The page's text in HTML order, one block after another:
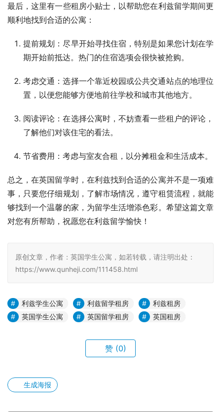
最后，这里有一些租房小贴士，以帮助您在利兹留学期间更
顺利地找到合适的公寓：
提前规划：尽早开始寻找住宿，特别是如果您计划在学
期开始前抵达。热门的住宿选项会很快被抢购。
考虑交通：选择一个靠近校园或公共交通站点的地理位
置，以便您能够方便地前往学校和城市其他地方。
阅读评论：在选择公寓时，不妨查看一些租户的评论，
了解他们对该住宅的看法。
节省费用：考虑与室友合租，以分摊租金和生活成本。
总之，在英国留学时，在利兹找到合适的公寓并不是一项难
事，只要您仔细规划，了解市场情况，遵守租赁流程，就能
够找到一个温馨的家，为留学生活增添色彩。希望这篇文章
对您有所帮助，祝愿您在利兹留学愉快！
原创文章，作者：英国学生公寓，如若转载，请注明出处：
https://www.qunheji.com/111458.html
利兹学生公寓 利兹留学租房
利兹租房
英国学生公寓
英国留学租房 英国租房
赞 (0)
生成海报